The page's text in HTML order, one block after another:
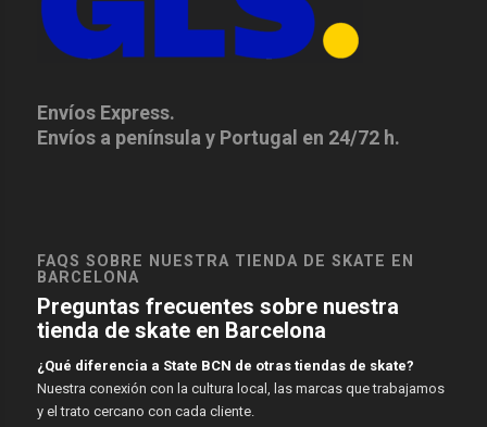
Envíos Express.
Envíos a península y Portugal en 24/72 h.
FAQS SOBRE NUESTRA TIENDA DE SKATE EN
BARCELONA
Preguntas frecuentes sobre nuestra
tienda de skate en Barcelona
¿Qué diferencia a State BCN de otras tiendas de skate?
Nuestra conexión con la cultura local, las marcas que trabajamos
y el trato cercano con cada cliente.